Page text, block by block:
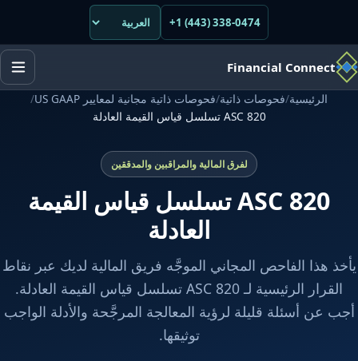
+1 (443) 338-0474
Financial Connect
الرئيسية/فحوصات ذاتية/فحوصات ذاتية مجانية لمعايير US GAAP
/
ASC 820 تسلسل قياس القيمة العادلة
لفرق المالية والمراقبين والمدققين
ASC 820 تسلسل قياس القيمة
العادلة
يأخذ هذا الفاحص المجاني الموجَّه فريق المالية لديك عبر نقاط
القرار الرئيسية لـ ASC 820 تسلسل قياس القيمة العادلة.
أجب عن أسئلة قليلة لرؤية المعالجة المرجَّحة والأدلة الواجب
توثيقها.